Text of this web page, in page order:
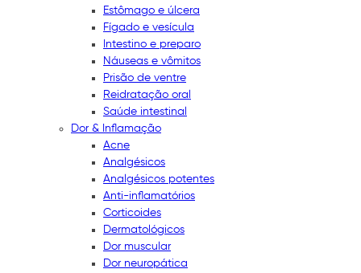
Estômago e úlcera
Fígado e vesícula
Intestino e preparo
Náuseas e vômitos
Prisão de ventre
Reidratação oral
Saúde intestinal
Dor & Inflamação
Acne
Analgésicos
Analgésicos potentes
Anti-inflamatórios
Corticoides
Dermatológicos
Dor muscular
Dor neuropática